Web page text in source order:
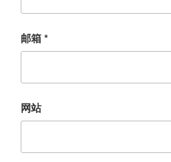
邮箱*
网站